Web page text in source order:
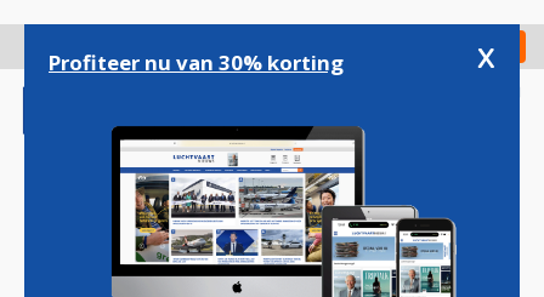
gaan
Check in
Magazine Podcasts Vacatures
Profiteer nu van 30% korting x